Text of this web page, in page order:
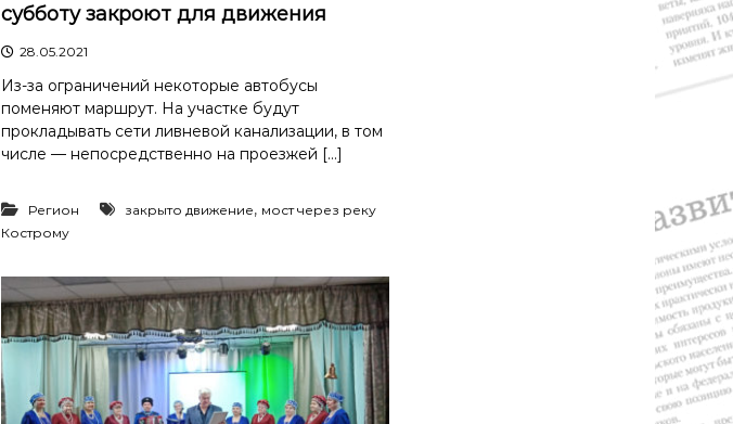
субботу закроют для движения
28.05.2021
Из-за ограничений некоторые автобусы
поменяют маршрут. На участке будут
прокладывать сети ливневой канализации, в том
числе — непосредственно на проезжей […]
Регион закрыто движение, мост через реку
Кострому